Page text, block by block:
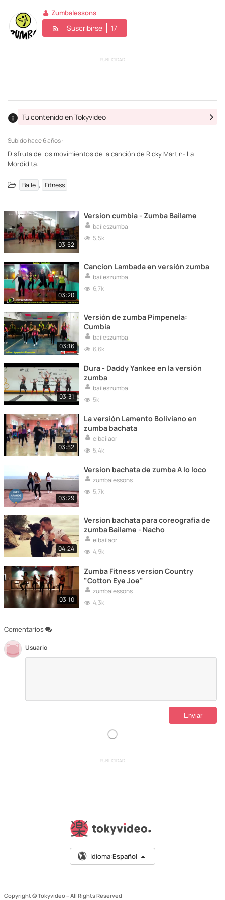
Zumbalessons
Suscribirse 17
PUBLICIDAD
Subidohace 6 años ·
Tu contenido en Tokyvideo
Disfruta de los movimientos de la canción de Ricky Martin- La
Mordidita.
Baile , Fitness
Comentarios
Usuario
03:52
Version cumbia - Zumba Bailame
baileszumba
5,5k
03:20
Cancion Lambada en versión zumba
baileszumba
6,7k
03:16
Versión de zumba Pimpenela:
Cumbia
baileszumba
6,6k
03:31
Dura - Daddy Yankee en la versión
zumba
baileszumba
5k
03:52
La versión Lamento Boliviano en
zumba bachata
elbailaor
5,4k
03:29
Version bachata de zumba A lo loco
zumbalessons
5,7k
04:24
Version bachata para coreografia de
zumba Bailame - Nacho
elbailaor
4,9k
03:10
Zumba Fitness version Country
"Cotton Eye Joe"
zumbalessons
4,3k
PUBLICIDAD
Idioma:Español
Copyright © Tokyvideo – All Rights Reserved